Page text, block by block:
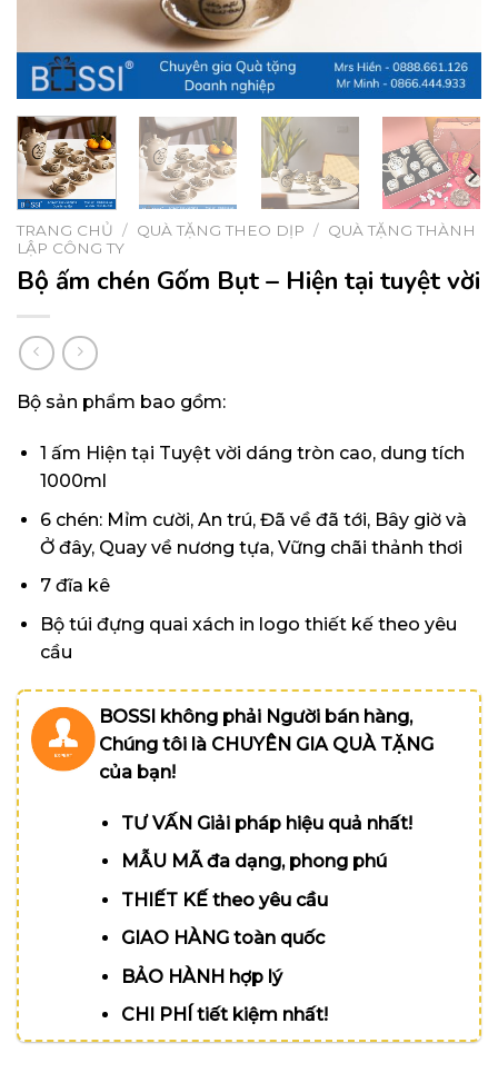
TRANG CHỦ / QUÀ TẶNG THEO DỊP / QUÀ TẶNG THÀNH
LẬP CÔNG TY
Bộ ấm chén Gốm Bụt – Hiện tại tuyệt vời
Bộ sản phẩm bao gồm:
1 ấm Hiện tại Tuyệt vời dáng tròn cao, dung tích
1000ml
6 chén: Mỉm cười, An trú, Đã về đã tới, Bây giờ và
Ở đây, Quay về nương tựa, Vững chãi thảnh thơi
7 đĩa kê
Bộ túi đựng quai xách in logo thiết kế theo yêu
cầu
BOSSI không phải Người bán hàng,
Chúng tôi là CHUYÊN GIA QUÀ TẶNG
của bạn!
TƯ VẤN Giải pháp hiệu quả nhất!
MẪU MÃ đa dạng, phong phú
THIẾT KẾ theo yêu cầu
GIAO HÀNG toàn quốc
BẢO HÀNH hợp lý
CHI PHÍ tiết kiệm nhất!